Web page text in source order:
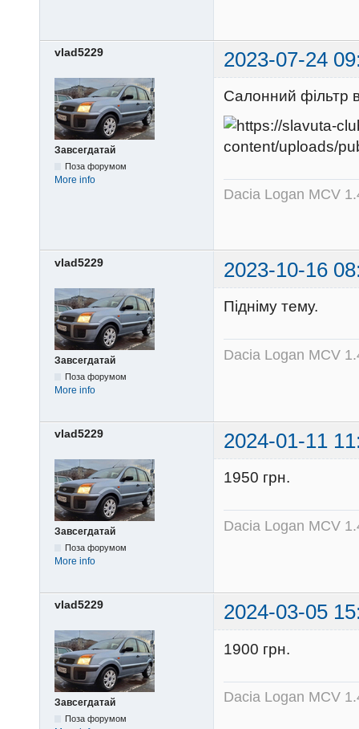
vlad5229 2023-07-24
Завсегдатай
Поза форумом
More info
Салонний фільтр
Dacia Logan MCV
vlad5229 2023-10-16
Завсегдатай
Поза форумом
More info
Підніму тему.
Dacia Logan MCV
vlad5229 2024-01-11
Завсегдатай
Поза форумом
More info
1950 грн.
Dacia Logan MCV
vlad5229 2024-03-05
Завсегдатай
Поза форумом
1900 грн.
Dacia Logan MCV